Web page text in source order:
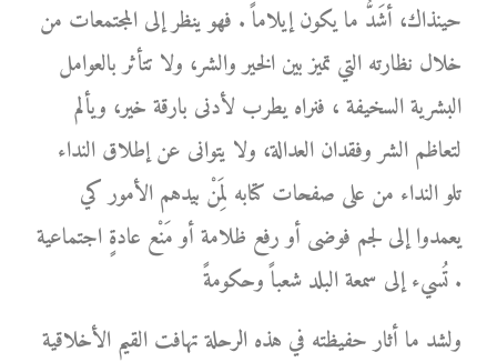
حينذاك، أشَدُّ ما يكون إيلاماً . فهو ينظر إلى المجتمعات من
خلال نظارته التي تميز بين الخير والشر، ولا تتأثر بالعوامل
البشرية السخيفة ، فنراه يطرب لأدنى بارقة خير، ويألم
لتعاظم الشر وفقدان العدالة، ولا يتوانى عن إطلاق النداء
تلو النداء من على صفحات كتابه لِمَنْ بيدهم الأمور كي
يعمدوا إلى لجم فوضى أو رفع ظلامة أو مَنْع عادةٍ اجتماعية
تُسيء إلى سمعة البلد شعباً وحكومةً .
ولشد ما أثار حفيظته في هذه الرحلة تهافت القيم الأخلاقية